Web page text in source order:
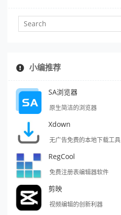
小编推荐
SA浏览器
原生简洁的浏览器
Xdown
无广告免费的本地下载工具
RegCool
免费注册表编辑器软件
剪映
视频编辑的创新利器